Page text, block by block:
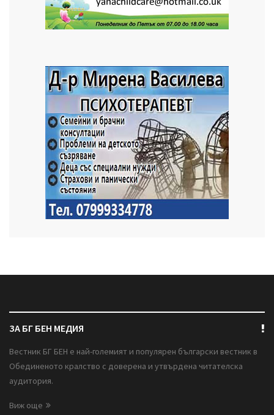
ЗА БГ БЕН МЕДИЯ
Вестник БГ БЕН е най-големият и популярен български вестник в
Обединеното кралство с доверена и утвърдена читателска
аудитория.
Виж още